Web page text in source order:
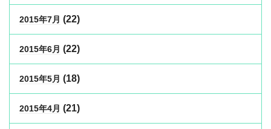
2015年7月 (22)
2015年6月 (22)
2015年5月 (18)
2015年4月 (21)